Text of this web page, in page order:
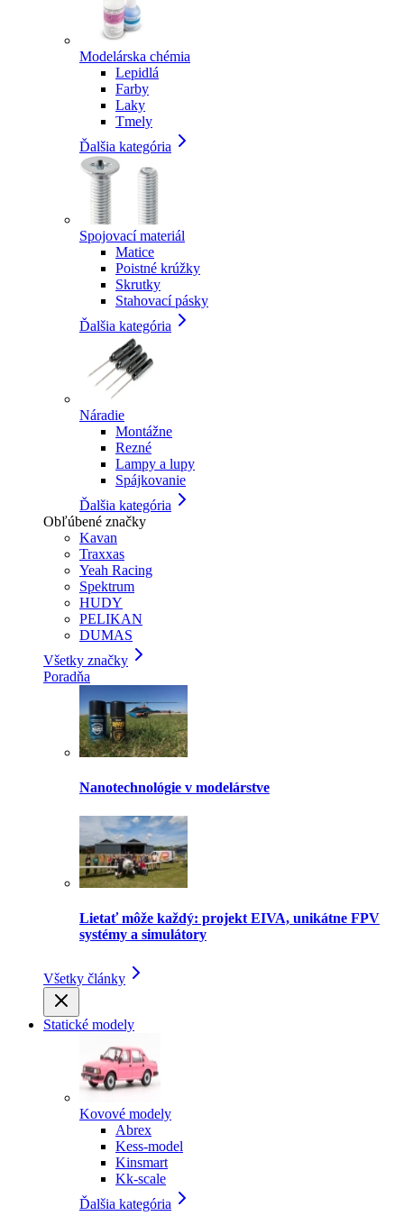
Modelárska chémia
Lepidlá
Farby
Laky
Tmely
Ďalšia kategória
Spojovací materiál
Matice
Poistné krúžky
Skrutky
Stahovací pásky
Ďalšia kategória
Náradie
Montážne
Rezné
Lampy a lupy
Spájkovanie
Ďalšia kategória
Obľúbené značky
Kavan
Traxxas
Yeah Racing
Spektrum
HUDY
PELIKAN
DUMAS
Všetky značky
Poradňa
Nanotechnológie v modelárstve
Lietať môže každý: projekt EIVA, unikátne FPV
systémy a simulátory
Všetky články
Statické modely
Kovové modely
Abrex
Kess-model
Kinsmart
Kk-scale
Ďalšia kategória